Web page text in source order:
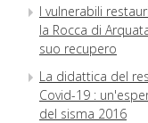
I vulnerabili
la Rocca di
suo recupero
La didattica del
Covid-19 :
del sisma 2016